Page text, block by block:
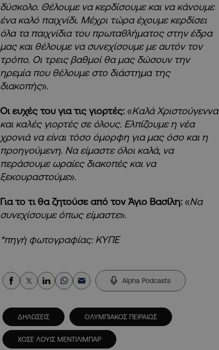
δύσκολο. Θέλουμε να κερδίσουμε και να κάνουμε
ένα καλό παιχνίδι. Μέχρι τώρα έχουμε κερδίσει
όλα τα παιχνίδια του πρωταθλήματος στην έδρα
μας και θέλουμε να συνεχίσουμε με αυτόν τον
τρόπο. Οι τρεις βαθμοί θα μας δώσουν την
ηρεμία που θέλουμε στο διάστημα της
διακοπής».
Οι ευχές του για τις γιορτές: «Καλά Χριστούγεννα
και καλές γιορτές σε όλους. Ελπίζουμε η νέα
χρονιά να είναι τόσο όμορφη για μας όσο και η
προηγούμενη. Να είμαστε όλοι καλά, να
περάσουμε ωραίες διακοπές και να
ξεκουραστούμε».
Για το τι θα ζητούσε από τον Άγιο Βασίλη: «Να
συνεχίσουμε όπως είμαστε».
*πηγή φωτογραφίας: ΚΥΠΕ
Alpha Podcasts
ΔΗΛΩΣΕΙΣ ΟΛΥΜΠΙΑΚΟΣ ΠΕΙΡΑΙΩΣ
ΧΟΣΕ ΛΟΥΙΣ ΜΕΝΤΙΛΙΜΠΑΡ